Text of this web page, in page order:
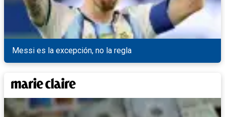
Messi es la excepción, no la regla